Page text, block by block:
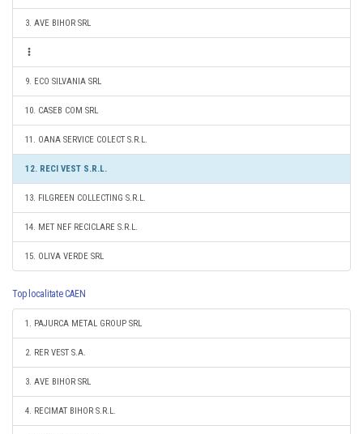
3. AVE BIHOR SRL
9. ECO SILVANIA SRL
10. CASEB COM SRL
11. OANA SERVICE COLECT S.R.L.
12. RECI VEST S.R.L.
13. FILGREEN COLLECTING S.R.L.
14. MET NEF RECICLARE S.R.L.
15. OLIVA VERDE SRL
Top localitate CAEN
1. PAJURCA METAL GROUP SRL
2. RER VEST S.A.
3. AVE BIHOR SRL
4. RECIMAT BIHOR S.R.L.